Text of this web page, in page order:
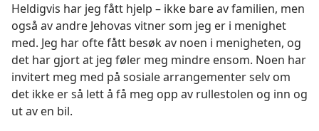
Heldigvis har jeg fått hjelp – ikke bare av familien, men
også av andre Jehovas vitner som jeg er i menighet
med. Jeg har ofte fått besøk av noen i menigheten, og
det har gjort at jeg føler meg mindre ensom. Noen har
invitert meg med på sosiale arrangementer selv om
det ikke er så lett å få meg opp av rullestolen og inn og
ut av en bil.